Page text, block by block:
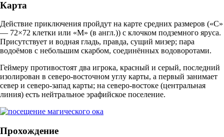
Карта
Действие приключения пройдут на карте средних размеров («С»
— 72×72 клетки или «M» (в англ.)) с клочком подземного яруса.
Присутствует и водная гладь, правда, сущий мизер; пара
водоёмов с небольшим скарбом, соединённых водоворотами.
Геймеру противостоят два игрока, красный и серый, последний
изолирован в северо-восточном углу карты, а первый занимает
север и северо-запад карты; на северо-востоке (центральная
линия) есть нейтральное эрафийское поселение.
Прохождение